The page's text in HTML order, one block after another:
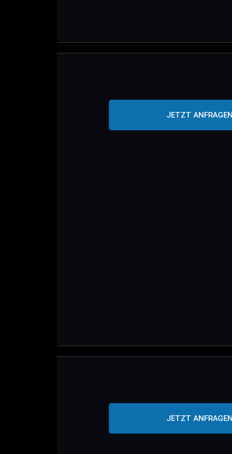
JETZT ANFRAGEN
JETZT ANFRAGEN